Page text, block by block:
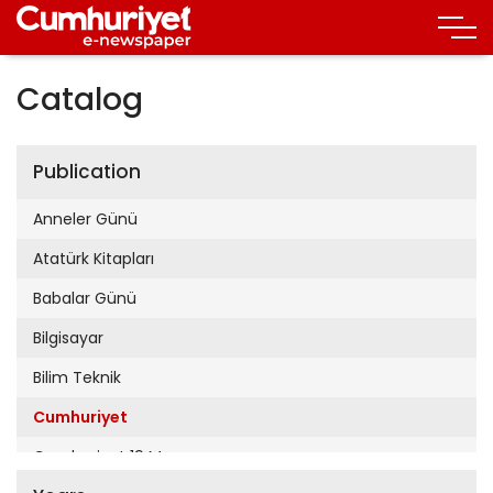
Catalog
Publication
Anneler Günü
Atatürk Kitapları
Babalar Günü
Bilgisayar
Bilim Teknik
Cumhuriyet
Cumhuriyet 19 Mayıs